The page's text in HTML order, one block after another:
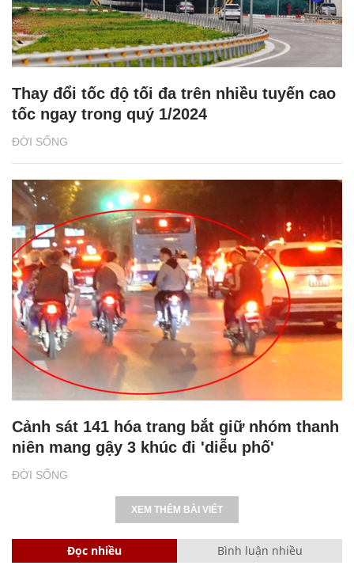
ĐỜI SỐNG
Thay đổi tốc độ tối đa trên nhiều tuyến cao
tốc ngay trong quý 1/2024
ĐỜI SỐNG
Cảnh sát 141 hóa trang bắt giữ nhóm thanh
niên mang gậy 3 khúc đi 'diễu phố'
XEM THÊM BÀI VIẾT
Đọc nhiều Bình luận nhiều